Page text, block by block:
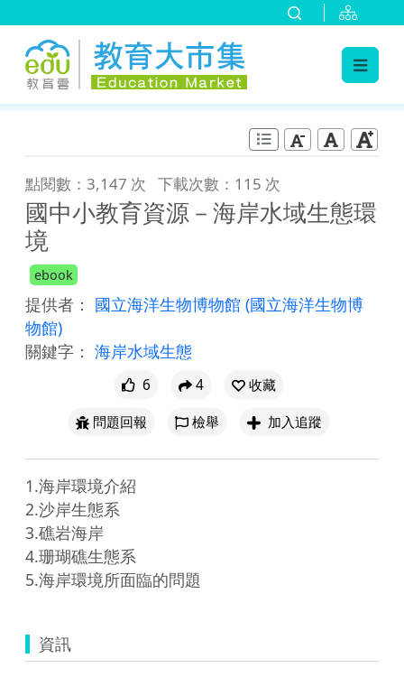
點閱數：3,147 次 下載次數：115 次
國中小教育資源－海岸水域生態環
境
ebook
提供者： 國立海洋生物博物館 (國立海洋生物博
物館)
關鍵字： 海岸水域生態
6 4
收藏
問題回報
檢舉 加入追蹤
1.海岸環境介紹
2.沙岸生態系
3.礁岩海岸
4.珊瑚礁生態系
5.海岸環境所面臨的問題
資訊